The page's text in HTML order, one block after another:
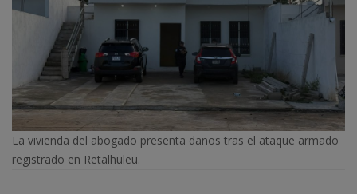
La vivienda del abogado presenta daños tras el ataque armado
registrado en Retalhuleu.